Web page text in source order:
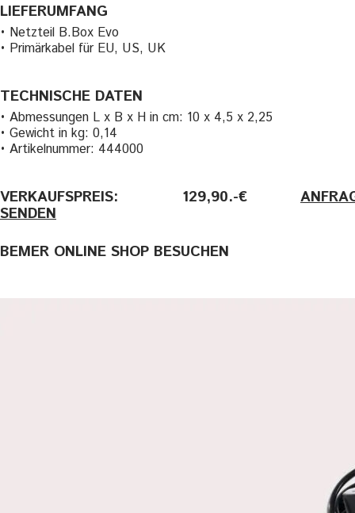
LIEFERUMFANG
• Netzteil B.Box Evo
• Primärkabel für EU, US, UK
TECHNISCHE DATEN
• Abmessungen L x B x H in cm: 10 x 4,5 x 2,25
• Gewicht in kg: 0,14
• Artikelnummer: 444000
VERKAUFSPREIS: 129,90.-€
SENDEN
BEMER ONLINE SHOP BESUCHEN